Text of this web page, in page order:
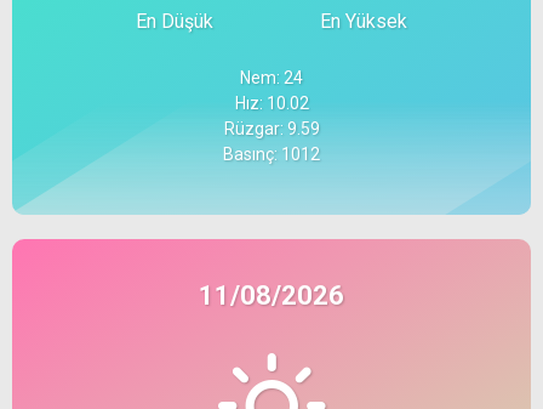
En Düşük En Yüksek
Nem: 24
Hız: 10.02
Rüzgar: 9.59
Basınç: 1012
11/08/2026